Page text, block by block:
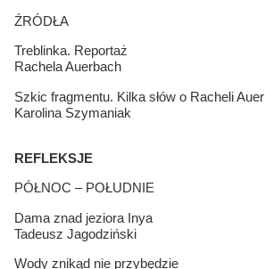
ŹRÓDŁA
Treblinka. Reportaż
Rachela Auerbach
Szkic fragmentu. Kilka słów o Racheli
Karolina Szymaniak
REFLEKSJE
PÓŁNOC – POŁUDNIE
Dama znad jeziora Inya
Tadeusz Jagodziński
Wody znikąd nie przybędzie